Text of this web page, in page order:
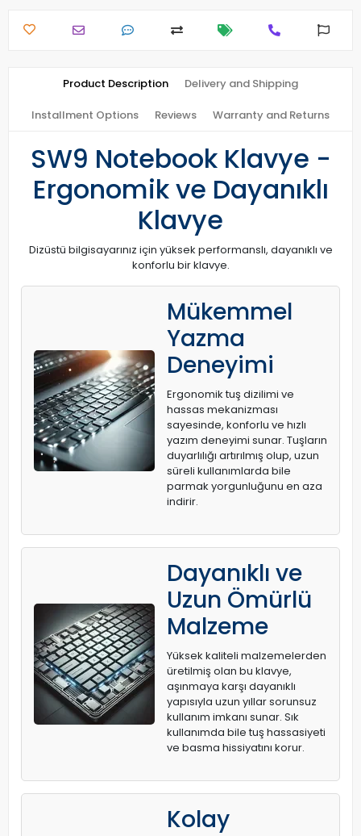
Product Description Delivery and Shipping
Installment Options Reviews Warranty and Returns
SW9 Notebook Klavye -
Ergonomik ve Dayanıklı
Klavye
Dizüstü bilgisayarınız için yüksek performanslı, dayanıklı ve
konforlu bir klavye.
Mükemmel
Yazma
Deneyimi
Ergonomik tuş dizilimi ve
hassas mekanizması
sayesinde, konforlu ve hızlı
yazım deneyimi sunar. Tuşların
duyarlılığı artırılmış olup, uzun
süreli kullanımlarda bile
parmak yorgunluğunu en aza
indirir.
Dayanıklı ve
Uzun Ömürlü
Malzeme
Yüksek kaliteli malzemelerden
üretilmiş olan bu klavye,
aşınmaya karşı dayanıklı
yapısıyla uzun yıllar sorunsuz
kullanım imkanı sunar. Sık
kullanımda bile tuş hassasiyeti
ve basma hissiyatını korur.
Kolay